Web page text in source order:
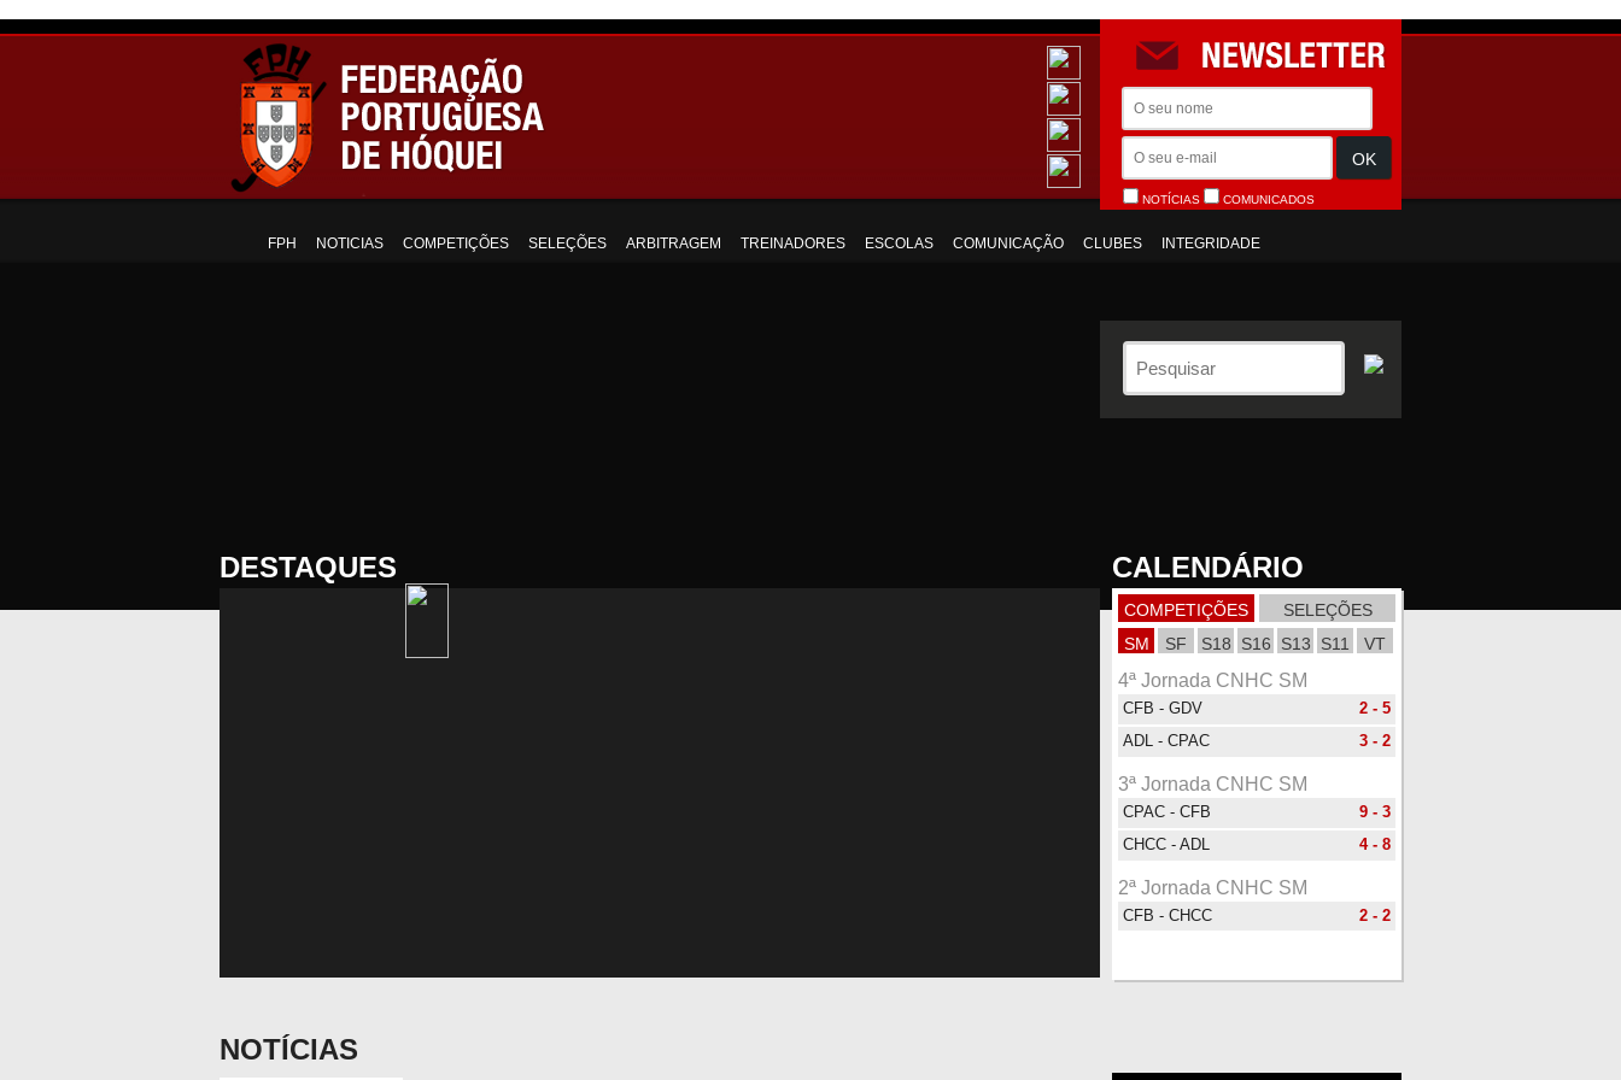
NOTÍCIAS COMUNICADOS
FPH NOTICIAS COMPETIÇÕES SELEÇÕES ARBITRAGEM TREINADORES ESCOLAS COMUNICAÇÃO CLUBES INTEGRIDADE
DESTAQUES
NOTÍCIAS
CALENDÁRIO
COMPETIÇÕES
SELEÇÕES
SM
SF S18 S16 S13 S11 VT
4ª Jornada CNHC SM
CFB - GDV
2 - 5
ADL - CPAC
3 - 2
3ª Jornada CNHC SM
CPAC - CFB
9 - 3
CHCC - ADL
4 - 8
2ª Jornada CNHC SM
CFB - CHCC
2 - 2